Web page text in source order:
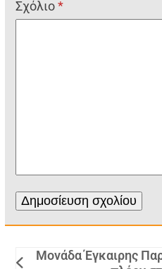
Σχόλιο*
Μονάδα Έγκαιρης